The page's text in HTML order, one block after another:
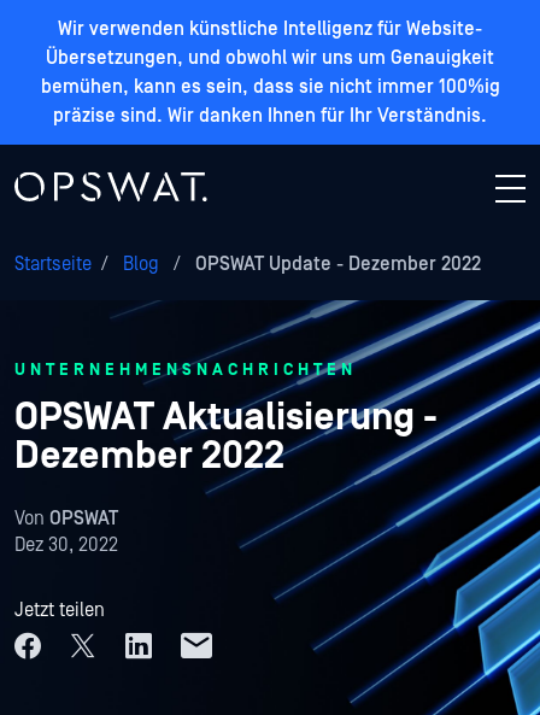
Wir verwenden künstliche Intelligenz für Website-
Übersetzungen, und obwohl wir uns um Genauigkeit
bemühen, kann es sein, dass sie nicht immer 100%ig
präzise sind. Wir danken Ihnen für Ihr Verständnis.
Startseite / Blog / OPSWAT Update - Dezember 2022
UNTERNEHMENSNACHRICHTEN
OPSWAT Aktualisierung -
Dezember 2022
Von OPSWAT
Dez 30, 2022
Jetzt teilen